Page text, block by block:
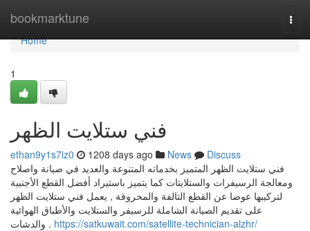
bookmarktune
Home
Home
1
فني ستلايت الظهر
ethan9y1s7iz0 1208 days ago News
Discuss
فني ستلايت الظهر المتميز بخدماته المتنوعة والعديد في صيانة واصلاح
ومعالجة الرسيفرات والستلايتات كما يتميز باستيراد أفضل القطع الأجنبية
لتركيبها عوضا عن القطع التالفة والمحروقة , يعمل فني ستلايت الظهر
على تقديم الصيانة الشاملة للرسيفر والستلايت والأطباق الهوائية
والدشات . https://satkuwait.com/satellite-technician-alzhr/